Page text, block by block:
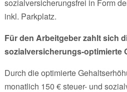
sozialversicherungsfrei in Form
inkl. Parkplatz.
Für den Arbeitgeber zahlt sich
sozialversicherungs-optimierte
Durch die optimierte
monatlich 150 € steuer- und